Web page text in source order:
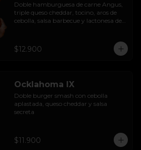
Doble hamburguesa de carne Angus,
triple queso cheddar, tocino, aros de
cebolla, salsa barbecue y lactonesa de
$12.900
Ocklahoma IX
Doble burger smash con cebolla
aplastada, queso cheddar y salsa
secreta
$11.900